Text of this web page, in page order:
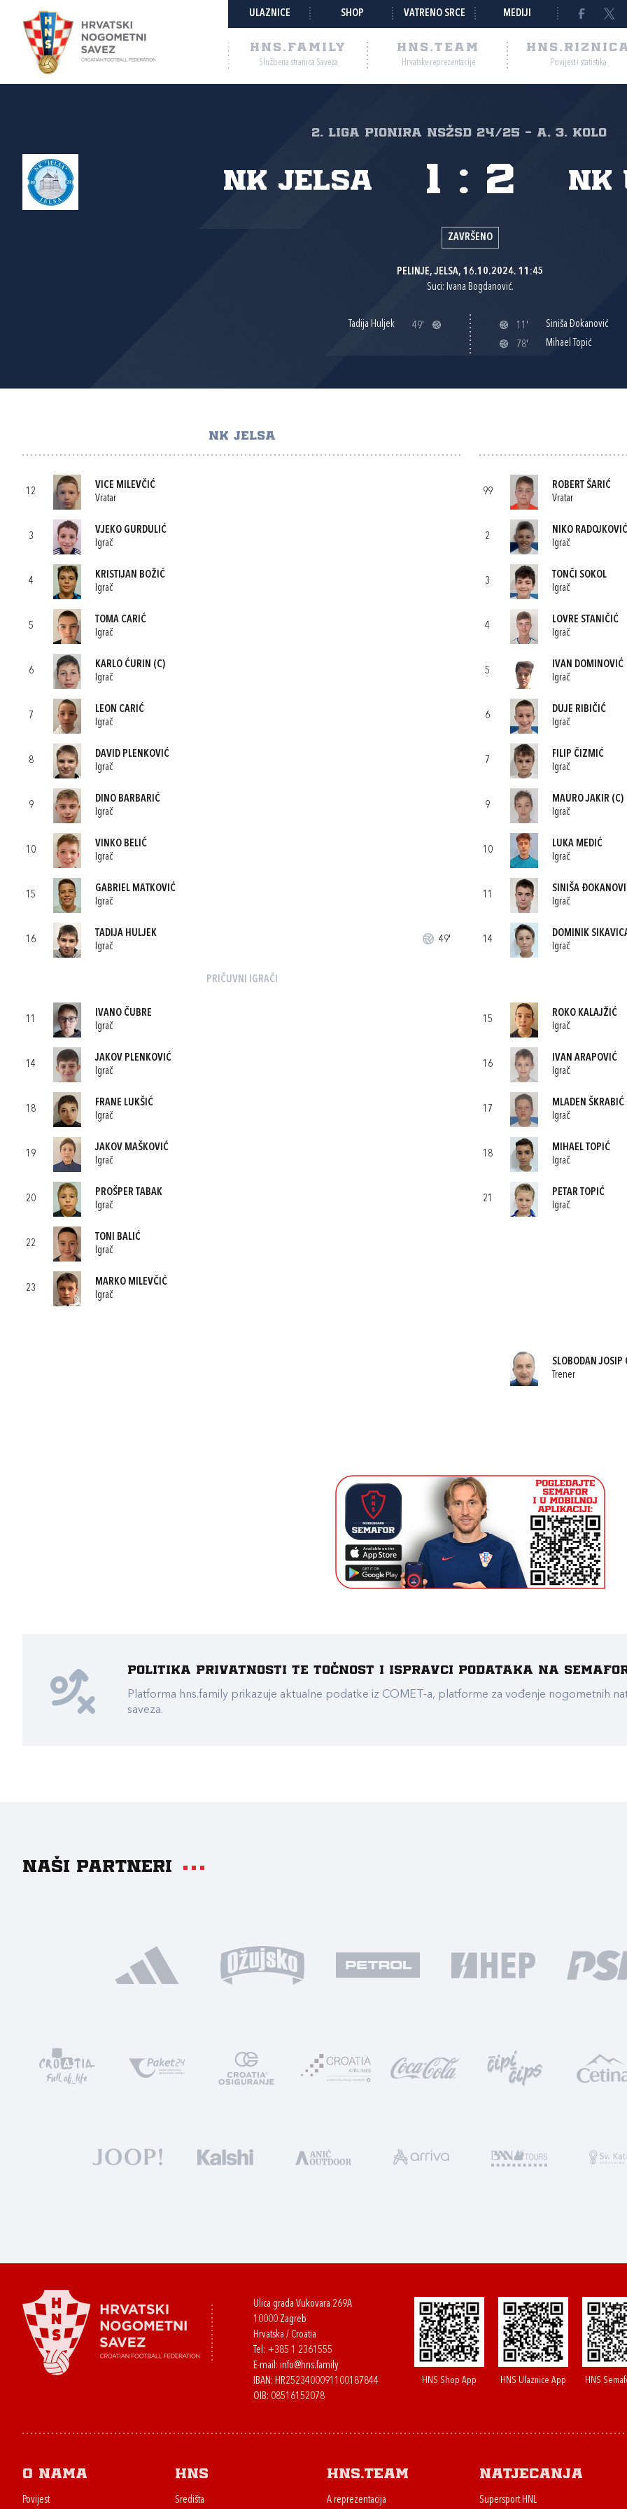
ULAZNICE SHOP VATRENO SRCE MEDIJI
HNS.FAMILY
Službena stranica Saveza
HNS.TEAM
Hrvatske reprezentacije Povijest i statistika
2. liga pionira NSŽSD 24/25 - A, 3. kolo
NK Jelsa 1 : 2
ZAVRŠENO
PELINJE, JELSA, 16.10.2024. 11:45
Suci: Ivana Bogdanović.
Tadija Huljek 49' 11'
Siniša Đokanović
78'
Mihael Topić
NK JELSA
12
VICE MILEVČIĆ
Vratar
3
VJEKO GURDULIĆ
Igrač
4
KRISTIJAN BOŽIĆ
Igrač
5
TOMA CARIĆ
Igrač
6
KARLO ĆURIN (C)
Igrač
7
LEON CARIĆ
Igrač
8
DAVID PLENKOVIĆ
Igrač
9
DINO BARBARIĆ
Igrač
10
VINKO BELIĆ
Igrač
15
GABRIEL MATKOVIĆ
Igrač
16
TADIJA HULJEK
Igrač
49'
PRIČUVNI IGRAČI
11
IVANO ČUBRE
Igrač
14
JAKOV PLENKOVIĆ
Igrač
18
FRANE LUKŠIĆ
Igrač
19
JAKOV MAŠKOVIĆ
Igrač
20
PROŠPER TABAK
Igrač
22
TONI BALIĆ
Igrač
23
MARKO MILEVČIĆ
Igrač
99
ROBERT ŠARIĆ
Vratar
2
NIKO RADOJKOVIĆ
Igrač
3
TONČI SOKOL
Igrač
4
LOVRE STANIČIĆ
Igrač
5
IVAN DOMINOVIĆ
Igrač
6
DUJE RIBIČIĆ
Igrač
7
FILIP ČIZMIĆ
Igrač
9
MAURO JAKIR (C)
Igrač
10
LUKA MEDIĆ
Igrač
11
SINIŠA
Igrač
14
DOMINIK
Igrač
15
ROKO KALAJŽIĆ
Igrač
16
IVAN ARAPOVIĆ
Igrač
17
MLADEN ŠKRABIĆ
Igrač
18
MIHAEL TOPIĆ
Igrač
21
PETAR TOPIĆ
Igrač
SLOBODAN JOSIP
Trener
Politika privatnosti te točnost i ispravci podataka na
Platforma hns.family prikazuje aktualne podatke iz COMET-a, platforme za vođenje nogometnih
saveza.
Naši partneri
Ulica grada Vukovara 269A
10000 Zagreb
Hrvatska / Croatia
Tel: +385 1 2361555
E-mail: info@hns.family
IBAN: HR2523400091100187844
OIB: 08516152078
HNS Shop App HNS Ulaznice App HNS
O nama
Povijest
HNS
Središta
HNS.team
A reprezentacija
Natjecanja
Supersport HNL